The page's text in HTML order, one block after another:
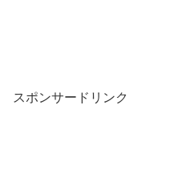
スポンサードリンク